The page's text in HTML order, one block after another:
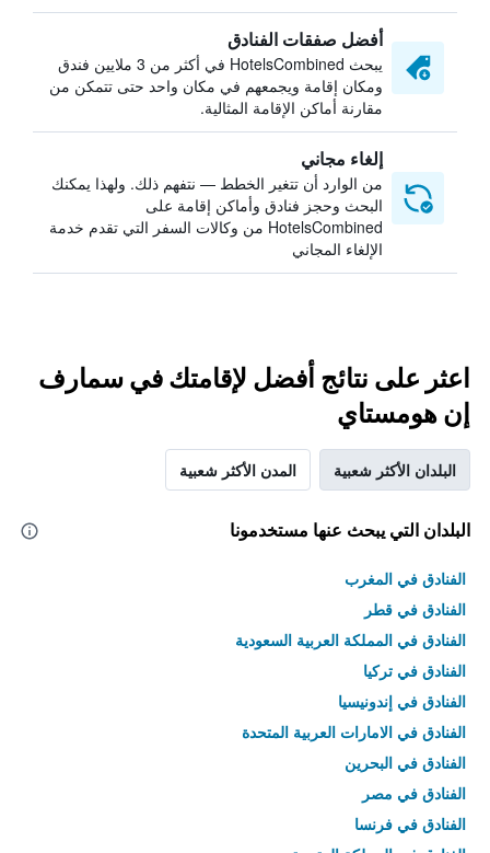
أفضل صفقات الفنادق
يبحث HotelsCombined في أكثر من 3 ملايين فندق
ومكان إقامة ويجمعهم في مكان واحد حتى تتمكن من
مقارنة أماكن الإقامة المثالية.
إلغاء مجاني
من الوارد أن تتغير الخطط — نتفهم ذلك. ولهذا يمكنك
البحث وحجز فنادق وأماكن إقامة على
HotelsCombined من وكالات السفر التي تقدم خدمة
الإلغاء المجاني
اعثر على نتائج أفضل لإقامتك في سمارف
إن هومستاي
البلدان الأكثر شعبية المدن الأكثر شعبية
البلدان التي يبحث عنها مستخدمونا
الفنادق في المغرب
الفنادق في قطر
الفنادق في المملكة العربية السعودية
الفنادق في تركيا
الفنادق في إندونيسيا
الفنادق في الامارات العربية المتحدة
الفنادق في البحرين
الفنادق في مصر
الفنادق في فرنسا